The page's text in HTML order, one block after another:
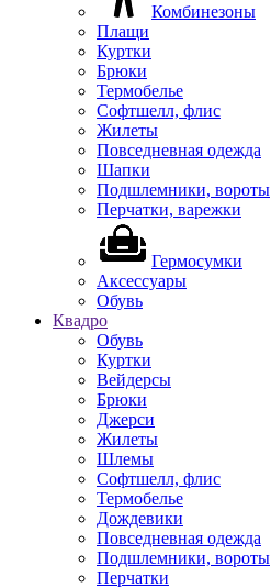
Комбинезоны
Плащи
Куртки
Брюки
Термобелье
Софтшелл, флис
Жилеты
Повседневная одежда
Шапки
Подшлемники, вороты
Перчатки, варежки
Гермосумки
Аксессуары
Обувь
Квадро
Обувь
Куртки
Вейдерсы
Брюки
Джерси
Жилеты
Шлемы
Софтшелл, флис
Термобелье
Дождевики
Повседневная одежда
Подшлемники, вороты
Перчатки